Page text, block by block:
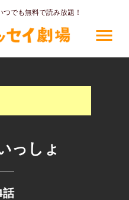
でも無料で読み放題！
menu
っしょ
話